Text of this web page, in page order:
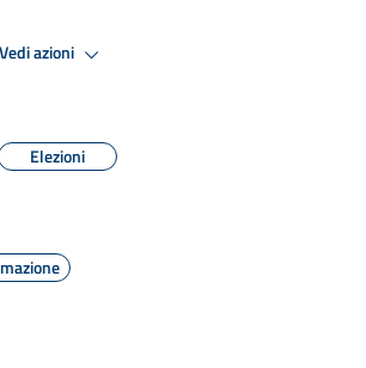
Vedi azioni
Elezioni